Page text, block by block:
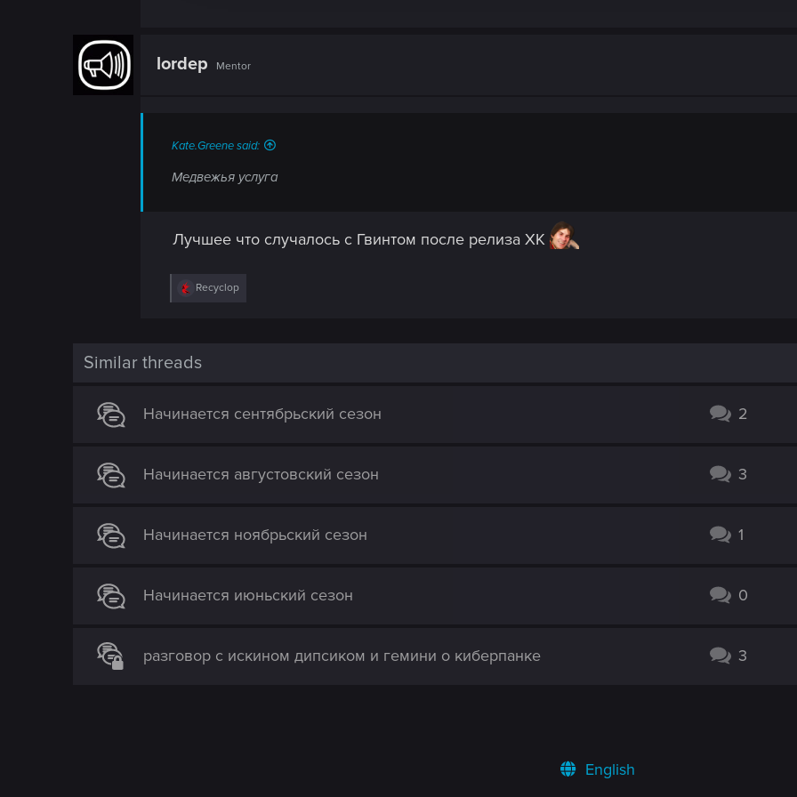
lordep Mentor
Kate.Greene said:
Медвежья услуга
Лучшее что случалось с Гвинтом после релиза ХК
R
i
o
:
Recyclop
Similar threads
Начинается сентябрьский сезон 2
Начинается августовский сезон 3
Начинается ноябрьский сезон 1
Начинается июньский сезон 0
разговор с искином дипсиком и гемини о киберпанке 3
English